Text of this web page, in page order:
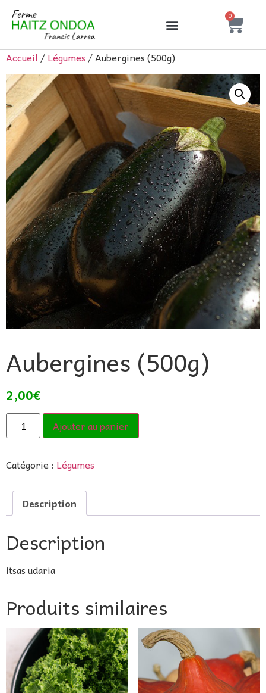
0
Accueil/Légumes/ Aubergines (500g)
Aubergines (500g)
2,00€
Ajouter au panier
Catégorie : Légumes
Description
Description
itsas udaria
Produits similaires